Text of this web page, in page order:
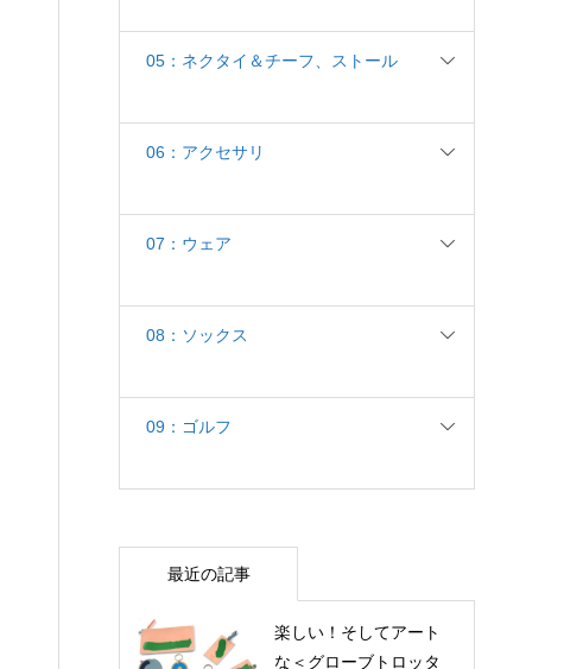
05：ネクタイ＆チーフ、ストール
06：アクセサリ
07：ウェア
08：ソックス
09：ゴルフ
最近の記事
楽しい！そしてアート
な＜グローブトロッタ